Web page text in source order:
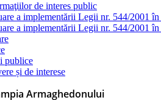
de interes public
a implementării Legii nr. 544/2001
a implementării Legii nr. 544/2001
publice
și de interese
Armaghedonului